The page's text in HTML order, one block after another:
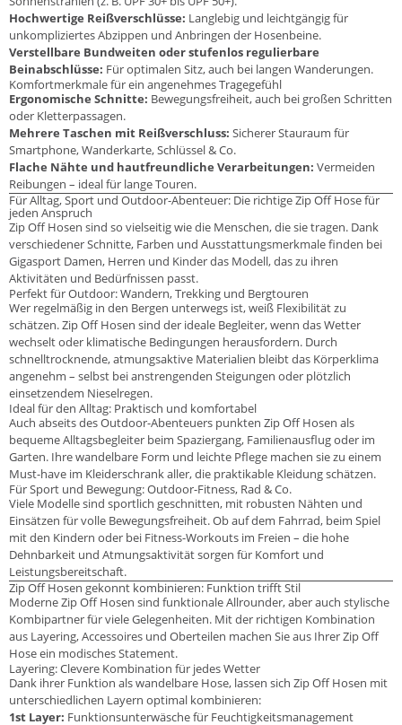
Hochwertige Reißverschlüsse: Langlebig und leichtgängig für
unkompliziertes Abzippen und Anbringen der Hosenbeine.
Verstellbare Bundweiten oder stufenlos regulierbare
Beinabschlüsse: Für optimalen Sitz, auch bei langen Wanderungen.
Komfortmerkmale für ein angenehmes Tragegefühl
Ergonomische Schnitte: Bewegungsfreiheit, auch bei großen Schritten
oder Kletterpassagen.
Mehrere Taschen mit Reißverschluss: Sicherer Stauraum für
Smartphone, Wanderkarte, Schlüssel & Co.
Flache Nähte und hautfreundliche Verarbeitungen: Vermeiden
Reibungen – ideal für lange Touren.
Für Alltag, Sport und Outdoor-Abenteuer: Die richtige Zip Off Hose für
jeden Anspruch
Zip Off Hosen sind so vielseitig wie die Menschen, die sie tragen. Dank
verschiedener Schnitte, Farben und Ausstattungsmerkmale finden bei
Gigasport Damen, Herren und Kinder das Modell, das zu ihren
Aktivitäten und Bedürfnissen passt.
Perfekt für Outdoor: Wandern, Trekking und Bergtouren
Wer regelmäßig in den Bergen unterwegs ist, weiß Flexibilität zu
schätzen. Zip Off Hosen sind der ideale Begleiter, wenn das Wetter
wechselt oder klimatische Bedingungen herausfordern. Durch
schnelltrocknende, atmungsaktive Materialien bleibt das Körperklima
angenehm – selbst bei anstrengenden Steigungen oder plötzlich
einsetzendem Nieselregen.
Ideal für den Alltag: Praktisch und komfortabel
Auch abseits des Outdoor-Abenteuers punkten Zip Off Hosen als
bequeme Alltagsbegleiter beim Spaziergang, Familienausflug oder im
Garten. Ihre wandelbare Form und leichte Pflege machen sie zu einem
Must-have im Kleiderschrank aller, die praktikable Kleidung schätzen.
Für Sport und Bewegung: Outdoor-Fitness, Rad & Co.
Viele Modelle sind sportlich geschnitten, mit robusten Nähten und
Einsätzen für volle Bewegungsfreiheit. Ob auf dem Fahrrad, beim Spiel
mit den Kindern oder bei Fitness-Workouts im Freien – die hohe
Dehnbarkeit und Atmungsaktivität sorgen für Komfort und
Leistungsbereitschaft.
Zip Off Hosen gekonnt kombinieren: Funktion trifft Stil
Moderne Zip Off Hosen sind funktionale Allrounder, aber auch stylische
Kombipartner für viele Gelegenheiten. Mit der richtigen Kombination
aus Layering, Accessoires und Oberteilen machen Sie aus Ihrer Zip Off
Hose ein modisches Statement.
Layering: Clevere Kombination für jedes Wetter
Dank ihrer Funktion als wandelbare Hose, lassen sich Zip Off Hosen mit
unterschiedlichen Layern optimal kombinieren:
1st Layer: Funktionsunterwäsche für Feuchtigkeitsmanagement